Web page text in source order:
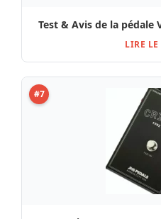
Test & Avis de la pédale
LIRE
#7